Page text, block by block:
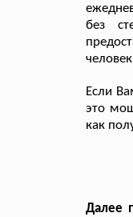
без
Если
это
как
Далее